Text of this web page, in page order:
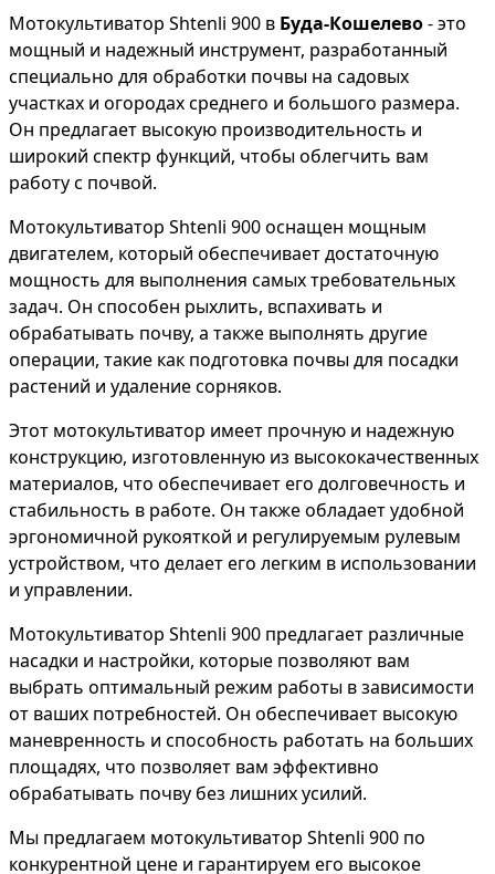
Мотокультиватор Shtenli 900 в Буда-Кошелево- это
мощный и надежный инструмент, разработанный
специально для обработки почвы на садовых
участках и огородах среднего и большого размера.
Он предлагает высокую производительность и
широкий спектр функций, чтобы облегчить вам
работу с почвой.
Мотокультиватор Shtenli 900 оснащен мощным
двигателем, который обеспечивает достаточную
мощность для выполнения самых требовательных
задач. Он способен рыхлить, вспахивать и
обрабатывать почву, а также выполнять другие
операции, такие как подготовка почвы для посадки
растений и удаление сорняков.
Этот мотокультиватор имеет прочную и надежную
конструкцию, изготовленную из высококачественных
материалов, что обеспечивает его долговечность и
стабильность в работе. Он также обладает удобной
эргономичной рукояткой и регулируемым рулевым
устройством, что делает его легким в использовании
и управлении.
Мотокультиватор Shtenli 900 предлагает различные
насадки и настройки, которые позволяют вам
выбрать оптимальный режим работы в зависимости
от ваших потребностей. Он обеспечивает высокую
маневренность и способность работать на больших
площадях, что позволяет вам эффективно
обрабатывать почву без лишних усилий.
Мы предлагаем мотокультиватор Shtenli 900 по
конкурентной цене и гарантируем его высокое